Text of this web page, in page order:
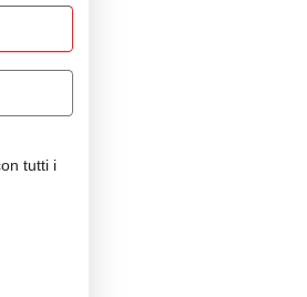
tutti i